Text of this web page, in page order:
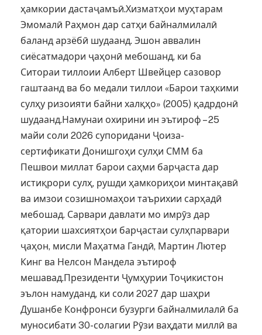
ҳамкории дастаҷамъӣ.Хизматҳои муҳтарам
Эмомалӣ Раҳмон дар сатҳи байналмилалӣ
баланд арзёбӣ шудаанд. Эшон аввалин
сиёсатмадори ҷаҳонӣ мебошанд, ки ба
Ситораи тиллоии Алберт Швейцер сазовор
гаштаанд ва бо медали тиллои «Барои таҳкими
сулҳу ризоияти байни халқҳо» (2005) қадрдонӣ
шудаанд.Намунаи охирини ин эътироф – 25
майи соли 2026 супоридани Ҷоиза-
сертификати Донишгоҳи сулҳи СММ ба
Пешвои миллат барои саҳми барҷаста дар
истиқрори сулҳ, рушди ҳамкориҳои минтақавӣ
ва имзои созишномаҳои таърихии сарҳадӣ
мебошад. Сарвари давлати мо имрӯз дар
қатории шахсиятҳои барҷастаи сулҳпарвари
ҷаҳон, мисли Маҳатма Гандӣ, Мартин Лютер
Кинг ва Нелсон Мандела эътироф
мешавад.Президенти Ҷумҳурии Тоҷикистон
эълон намуданд, ки соли 2027 дар шаҳри
Душанбе Конфронси бузурги байналмилалӣ ба
муносибати 30-солагии Рӯзи ваҳдати миллӣ ва